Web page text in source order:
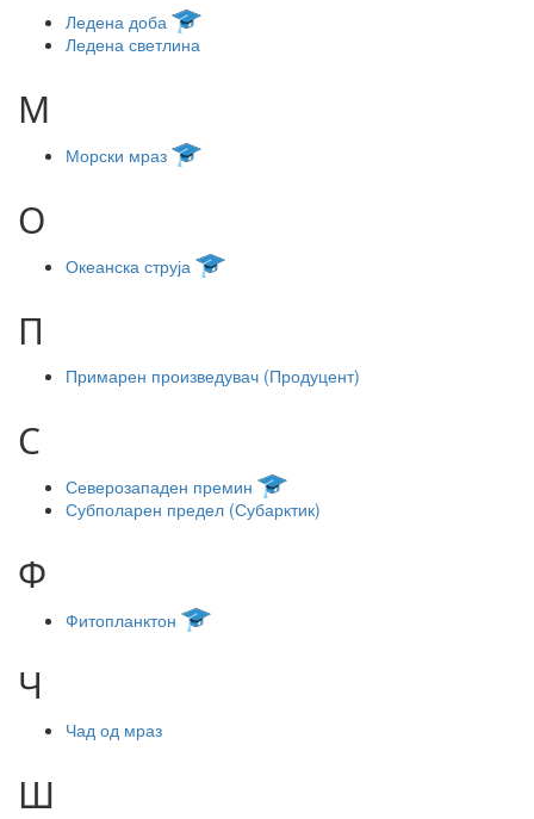
Ледена доба
Ледена светлина
М
Морски мраз
О
Океанска струја
П
Примарен произведувач (Продуцент)
С
Северозападен премин
Субполарен предел (Субарктик)
Ф
Фитопланктон
Ч
Чад од мраз
Ш